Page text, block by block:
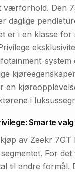
værforhold. Den
daglige
er i en klasse
en
i
Smarte
av Zeekr
For
til andre